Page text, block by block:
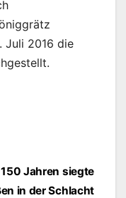
Juli 2016 die
Jahren siegte
in der Schlacht